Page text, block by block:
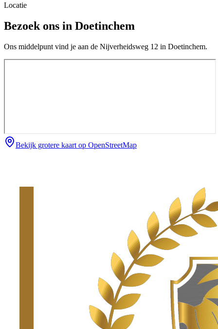
Locatie
Bezoek ons in Doetinchem
Ons middelpunt vind je aan de Nijverheidsweg 12 in Doetinchem.
Bekijk grotere kaart op OpenStreetMap